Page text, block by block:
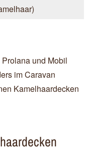
und Mobil
im Caravan
Kamelhaardecken